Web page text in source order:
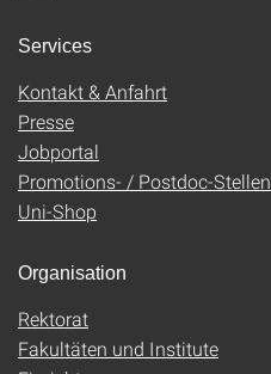
Services
Kontakt & Anfahrt
Presse
Jobportal
Promotions- / Postdoc-Stellen
Uni-Shop
Organisation
Rektorat
Fakultäten und Institute